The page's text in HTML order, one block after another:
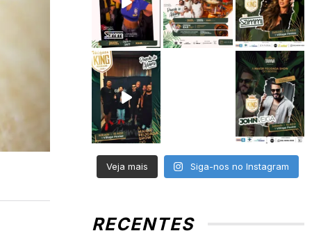
Veja mais Siga-nos no Instagram
RECENTES